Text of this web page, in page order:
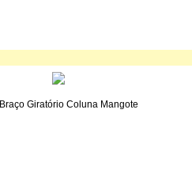
Braço Giratório Coluna Mangote